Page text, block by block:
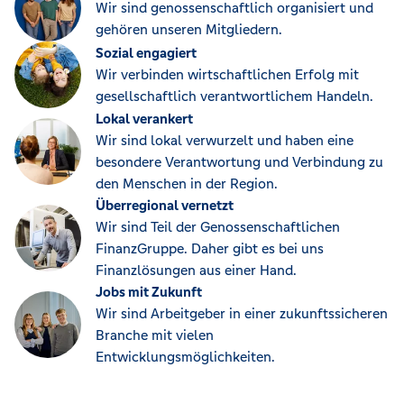
Wir sind genossenschaftlich organisiert und
gehören unseren Mitgliedern.
Sozial engagiert
Wir verbinden wirtschaftlichen Erfolg mit
gesellschaftlich verantwortlichem Handeln.
Lokal verankert
Wir sind lokal verwurzelt und haben eine
besondere Verantwortung und Verbindung zu
den Menschen in der Region.
Überregional vernetzt
Wir sind Teil der Genossenschaftlichen
FinanzGruppe. Daher gibt es bei uns
Finanzlösungen aus einer Hand.
Jobs mit Zukunft
Wir sind Arbeitgeber in einer zukunftssicheren
Branche mit vielen
Entwicklungsmöglichkeiten.